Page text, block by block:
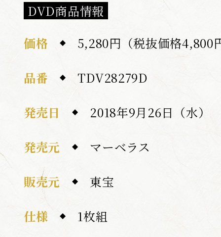
DVD商品情報
価格
5,280円（税抜価格4,800
品番
TDV28279D
発売日
2018年9月26日（水）
発売元
マーベラス
販売元
東宝
仕様
1枚組